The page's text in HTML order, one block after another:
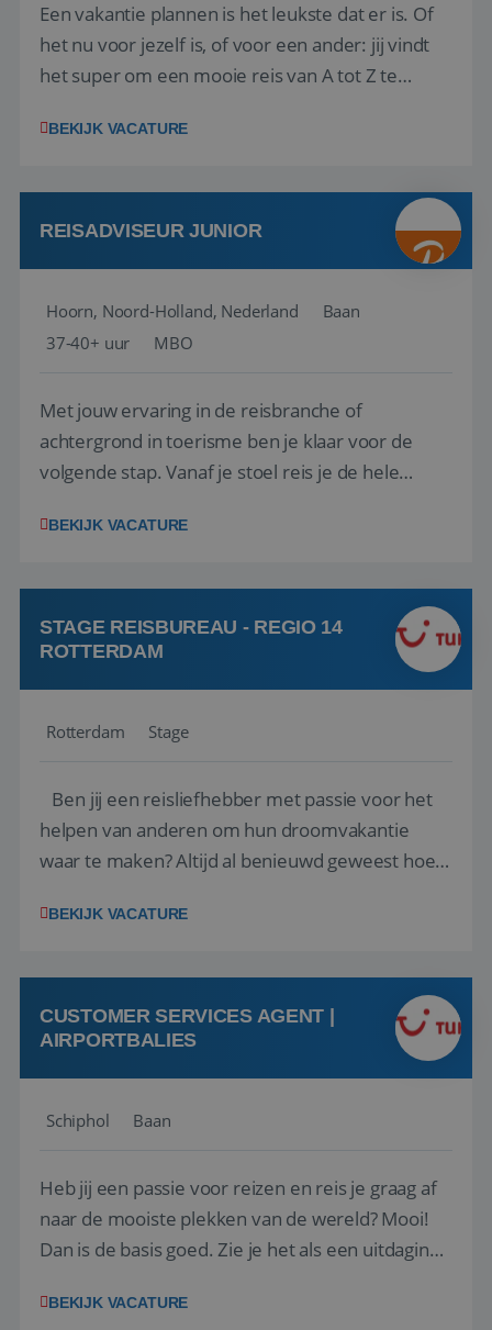
Een vakantie plannen is het leukste dat er is. Of
het nu voor jezelf is, of voor een ander: jij vindt
het super om een mooie reis van A tot Z te
vakantiegangers de meest prachtige plekjes op
werken: of het nu gaat om vragen ...
BEKIJK VACATURE
REISADVISEUR JUNIOR
Hoorn, Noord-Holland, Nederland
Baan
37-40+ uur
MBO
Met jouw ervaring in de reisbranche of
achtergrond in toerisme ben je klaar voor de
volgende stap. Vanaf je stoel reis je de hele
wensen van je team, je klant en wat er in de
klanten te overtuigen om die droomreis te
boeken! ...
BEKIJK VACATURE
STAGE REISBUREAU - REGIO 14
ROTTERDAM
Rotterdam Stage
Ben jij een reisliefhebber met passie voor het
helpen van anderen om hun droomvakantie
waar te maken? Altijd al benieuwd geweest hoe
van de grootste reisorganisaties? Dan is een
op zoek naar een enthousiaste, leergie...
BEKIJK VACATURE
CUSTOMER SERVICES AGENT |
AIRPORTBALIES
Schiphol Baan
Heb jij een passie voor reizen en reis je graag af
naar de mooiste plekken van de wereld? Mooi!
Dan is de basis goed. Zie je het als een uitdaging
het samenstellen en boeken van de perfecte
BEKIJK VACATURE